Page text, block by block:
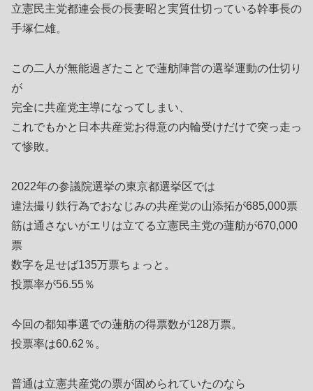
立憲民主党都連会長の長妻昭と実質仕切っている幹事長の
手塚仁雄。
この二人が無能過ぎたことで蓮舫陣営の選挙運動の仕切り
が
完全に共産党主導になってしまい、
これでもかと日本共産党お得意の内輪受けだけで突っ走っ
て惨敗。
2022年の参議院選挙の東京都選挙区では
違法撮り鉄行為でおなじみの共産党の山添拓が685,000票
筋は通さないがエリは立てる立憲民主党の蓮舫が670,000
票
数字を足せば135万票ちょっと。
投票率が56.55％
今回の都知事選での蓮舫の得票数が128万票。
投票率は60.62％。
普通は立憲共産党の票が固められていたのなら